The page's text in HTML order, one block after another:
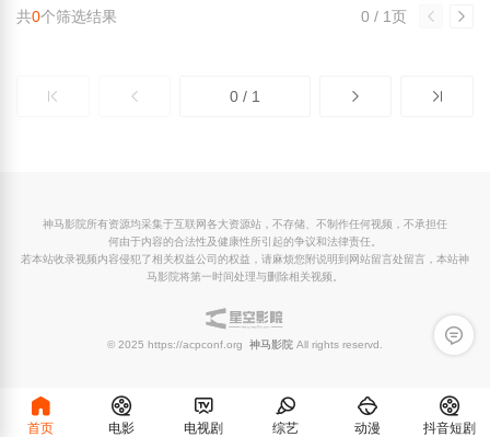
0 / 1页
共0个筛选结果
0 / 1
留言反
神马影院所有资源均采集于互联网各大资源站，不存储、不制作任何视频，不承担任
何由于内容的合法性及健康性所引起的争议和法律责任。
若本站收录视频内容侵犯了相关权益公司的权益，请麻烦您附说明到网站留言处留言，本站神
马影院将第一时间处理与删除相关视频。
© 2025 https://acpconf.org 神马影院 All rights reservd.
首页 电影 电视剧 综艺 动漫 抖音短剧